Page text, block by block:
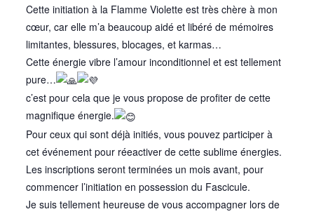
Cette initiation à la Flamme Violette est très chère à mon
cœur, car elle m’a beaucoup aidé et libéré de mémoires
limitantes, blessures, blocages, et karmas…
Cette énergie vibre l’amour inconditionnel et est tellement
pure…
c’est pour cela que je vous propose de profiter de cette
magnifique énergie.
Pour ceux qui sont déjà initiés, vous pouvez participer à
cet événement pour réeactiver de cette sublime énergies.
Les inscriptions seront terminées un mois avant, pour
commencer l’initiation en possession du Fascicule.
Je suis tellement heureuse de vous accompagner lors de